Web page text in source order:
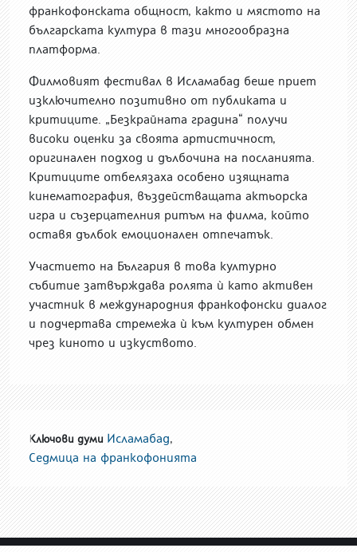
франкофонската общност, както и мястото на
българската култура в тази многообразна
платформа.
Филмовият фестивал в Исламабад беше приет
изключително позитивно от публиката и
критиците. „Безкрайната градина“ получи
високи оценки за своята артистичност,
оригинален подход и дълбочина на посланията.
Критиците отбелязаха особено изящната
кинематография, въздействащата актьорска
игра и съзерцателния ритъм на филма, който
оставя дълбок емоционален отпечатък.
Участието на България в това културно
събитие затвърждава ролята ѝ като активен
участник в международния франкофонски диалог
и подчертава стремежа ѝ към културен обмен
чрез киното и изкуството.
Ключови думи Исламабад,
Седмица на франкофонията